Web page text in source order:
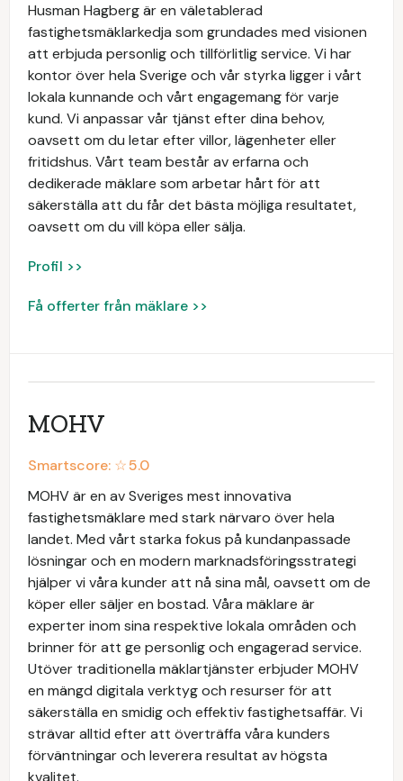
Husman Hagberg är en väletablerad
fastighetsmäklarkedja som grundades med visionen
att erbjuda personlig och tillförlitlig service. Vi har
kontor över hela Sverige och vår styrka ligger i vårt
lokala kunnande och vårt engagemang för varje
kund. Vi anpassar vår tjänst efter dina behov,
oavsett om du letar efter villor, lägenheter eller
fritidshus. Vårt team består av erfarna och
dedikerade mäklare som arbetar hårt för att
säkerställa att du får det bästa möjliga resultatet,
oavsett om du vill köpa eller sälja.
Profil >>
Få offerter från mäklare >>
MOHV
Smartscore: ☆5.0
MOHV är en av Sveriges mest innovativa
fastighetsmäklare med stark närvaro över hela
landet. Med vårt starka fokus på kundanpassade
lösningar och en modern marknadsföringsstrategi
hjälper vi våra kunder att nå sina mål, oavsett om de
köper eller säljer en bostad. Våra mäklare är
experter inom sina respektive lokala områden och
brinner för att ge personlig och engagerad service.
Utöver traditionella mäklartjänster erbjuder MOHV
en mängd digitala verktyg och resurser för att
säkerställa en smidig och effektiv fastighetsaffär. Vi
strävar alltid efter att överträffa våra kunders
förväntningar och leverera resultat av högsta
kvalitet.